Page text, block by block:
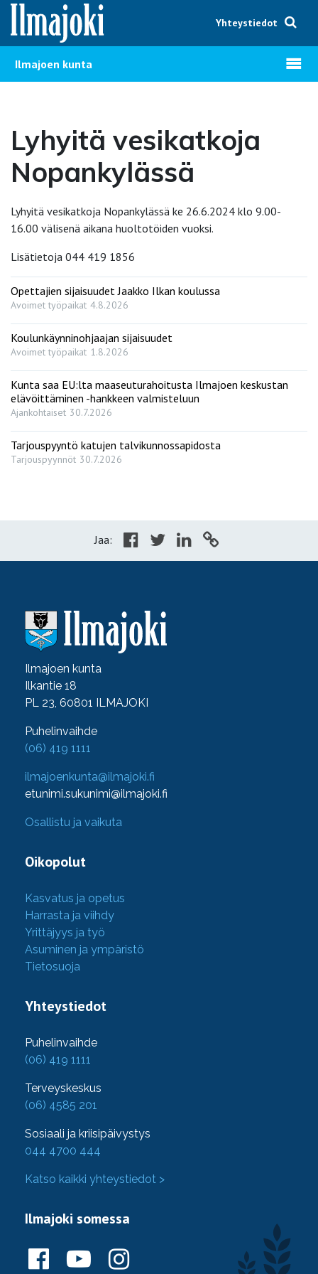
Hyppää sisältöön
Yhteystiedot
Ilmajoen kunta Avaa
Lyhyitä vesikatkoja
Nopankylässä
Lyhyitä vesikatkoja Nopankylässä ke 26.6.2024 klo 9.00-
16.00 välisenä aikana huoltotöiden vuoksi.
Lisätietoja 044 419 1856
Opettajien sijaisuudet Jaakko Ilkan koulussa
Avoimet työpaikat 4.8.2026
Koulunkäynninohjaajan sijaisuudet
Avoimet työpaikat 1.8.2026
Kunta saa EU:lta maaseuturahoitusta Ilmajoen keskustan
elävöittäminen -hankkeen valmisteluun
Ajankohtaiset 30.7.2026
Tarjouspyyntö katujen talvikunnossapidosta
Tarjouspyynnöt 30.7.2026
Jaa:
Ilmajoen kunta
Ilkantie 18
PL 23, 60801 ILMAJOKI
Puhelinvaihde
(06) 419 1111
ilmajoenkunta@ilmajoki.fi
etunimi.sukunimi@ilmajoki.fi
Osallistu ja vaikuta
Oikopolut
Kasvatus ja opetus
Harrasta ja viihdy
Yrittäjyys ja työ
Asuminen ja ympäristö
Tietosuoja
Yhteystiedot
Puhelinvaihde
(06) 419 1111
Terveyskeskus
(06) 4585 201
Sosiaali ja kriisipäivystys
044 4700 444
Katso kaikki yhteystiedot >
Ilmajoki somessa